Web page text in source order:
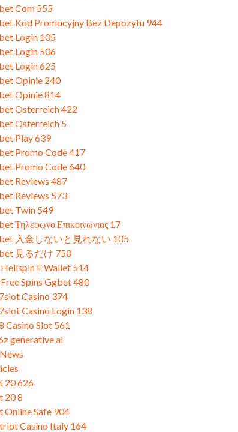
Com 555
Kod Promocyjny Bez Depozytu 944
Login 105
Login 506
Login 625
Opinie 240
Opinie 814
Osterreich 422
Osterreich 5
Play 639
Promo Code 417
Promo Code 640
Reviews 487
Reviews 573
Twin 549
Τηλεφωνο Επικοινωνιας 17
入金しないと見れない 105
見るだけ 750
E Wallet 514
Spins Ggbet 480
Casino 374
Casino Login 138
Casino Slot 561
generative ai
20 626
20 8
Online Safe 904
Casino Italy 164